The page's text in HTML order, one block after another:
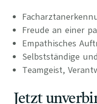
Freude an einer
Empathisches
Selbstständige
Teamgeist,
Jetzt